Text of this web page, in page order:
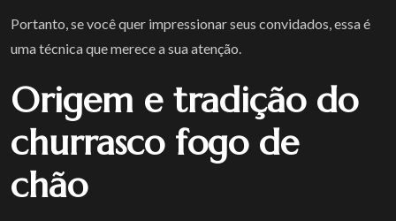
Portanto, se você quer impressionar seus convidados, essa é
uma técnica que merece a sua atenção.
Origem e tradição do
churrasco fogo de
chão